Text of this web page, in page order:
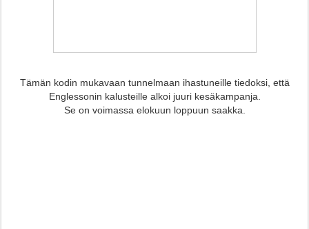
Tämän kodin mukavaan tunnelmaan ihastuneille tiedoksi, että
Englessonin kalusteille alkoi juuri kesäkampanja.
Se on voimassa elokuun loppuun saakka.